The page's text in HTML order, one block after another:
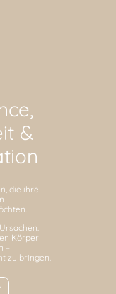
&
die ihre
Körper
–
zu bringen.